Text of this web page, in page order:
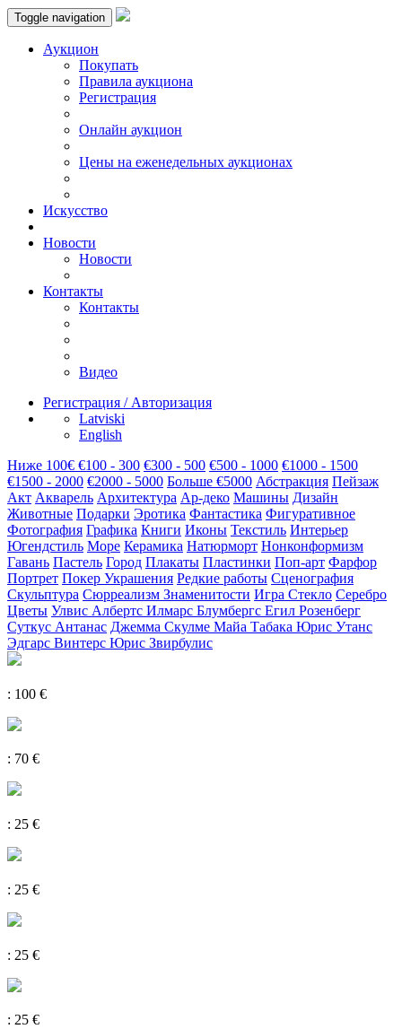
Toggle navigation
Аукцион
Пoкупать
Правила аукциона
Регистрация
Онлайн аукцион
Цены на еженедельных аукционах
Искусствo
Новости
Новости
Контакты
Контакты
Видео
Регистрация / Авторизация
Latviski
English
Hиже 100€ €100 - 300 €300 - 500 €500 - 1000 €1000 - 1500
€1500 - 2000 €2000 - 5000 Больше €5000 Абстракция Пейзаж
Акт Акварель Архитектура Ар-деко Машины Дизайн
Животные Подарки Эротика Фантастика Фигуративное
Фотография Графика Книги Иконы Текстиль Интерьер
Югендстиль Море Керамика Натюрморт Нонконформизм
Гавань Пастель Город Плакаты Пластинки Поп-арт Фарфор
Портрет Покер Украшения Редкие работы Сценография
Скульптура Сюрреализм Знаменитости Игра Cтекло Серебро
Цветы Улвис Албертс Илмарс Блумбергс Егил Розенберг
Суткус Антанас Джемма Скулме Майа Табака Юрис Утанс
Эдгарс Винтерс Юрис Звирбулис
: 100 €
: 70 €
: 25 €
: 25 €
: 25 €
: 25 €